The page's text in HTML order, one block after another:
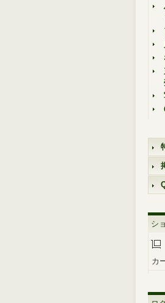
シ
カ